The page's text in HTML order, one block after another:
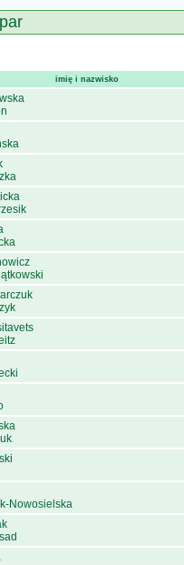
imię i nazwisko
Nowosielska